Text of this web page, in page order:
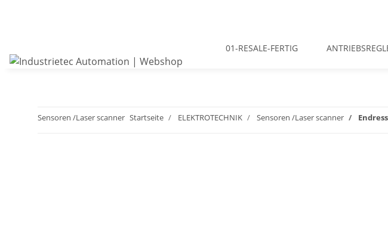
01-RESALE-FERTIG
Sensoren /Laser scanner Startseite ELEKTROTECHNIK Sensoren /Laser scanner